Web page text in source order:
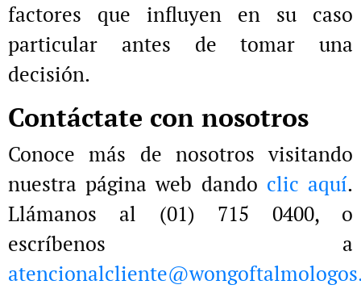
factores que influyen en su caso
particular antes de tomar una
decisión.
Contáctate con nosotros
Conoce más de nosotros visitando
nuestra página web dando clic aquí.
Llámanos al (01) 715 0400, o
escríbenos a